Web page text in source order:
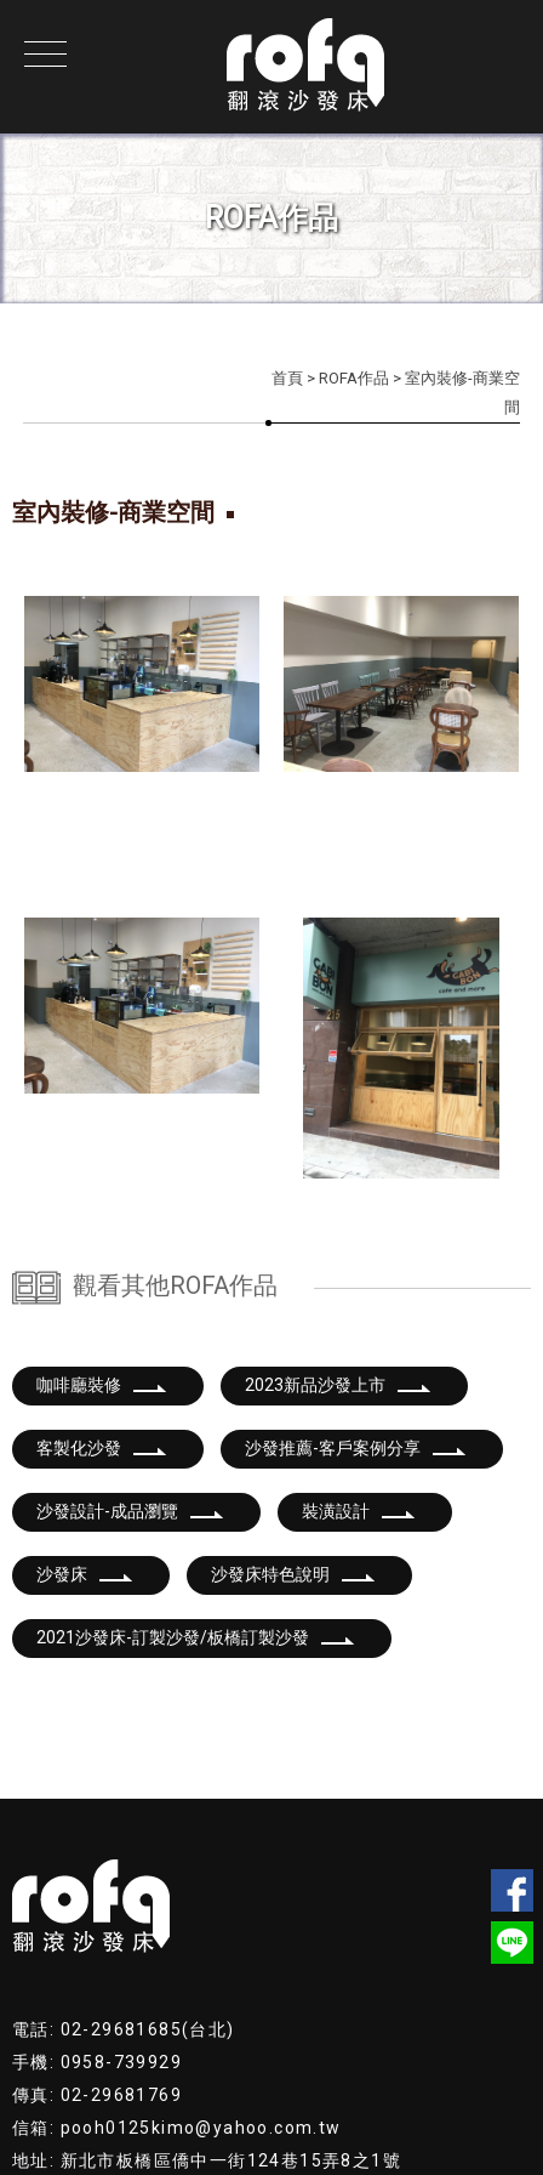
ROFA作品
首頁 >ROFA作品 > 室內裝修-商業空
間
室內裝修-商業空間
觀看其他ROFA作品
咖啡廳裝修 2023新品沙發上市
客製化沙發 沙發推薦-客戶案例分享
沙發設計-成品瀏覽 裝潢設計
沙發床 沙發床特色說明
2021沙發床-訂製沙發/板橋訂製沙發
電話: 02-29681685(台北)
手機: 0958-739929
傳真: 02-29681769
信箱: pooh0125kimo@yahoo.com.tw
地址: 新北市板橋區僑中一街124巷15弄8之1號